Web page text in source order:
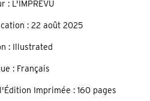
: L'IMPREVU
: 22 août 2025
: Illustrated
: Français
Imprimée : 160 pages